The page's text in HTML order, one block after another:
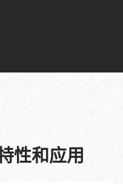
性和应用